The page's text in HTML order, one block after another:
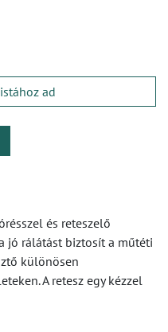
ad
és reteszelő
jó rálátást biztosít a műtéti
különösen
A retesz egy kézzel